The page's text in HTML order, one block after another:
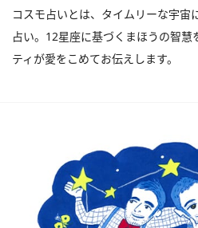
コスモ占いとは、タイムリーな宇宙
占い。12星座に基づくまほうの智
ティが愛をこめてお伝えします。